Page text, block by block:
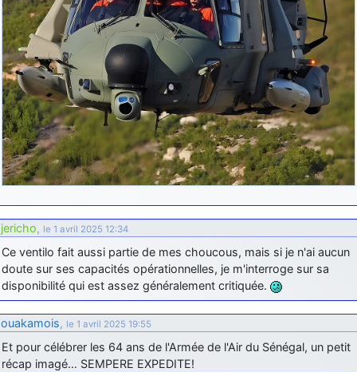
jericho, le 1 avril 2025 12:34
Ce ventilo fait aussi partie de mes choucous, mais si je n'ai aucun
doute sur ses capacités opérationnelles, je m'interroge sur sa
disponibilité qui est assez généralement critiquée.
ouakamois, le 1 avril 2025 19:55
Et pour célébrer les 64 ans de l'Armée de l'Air du Sénégal, un petit
récap imagé… SEMPERE EXPEDITE!